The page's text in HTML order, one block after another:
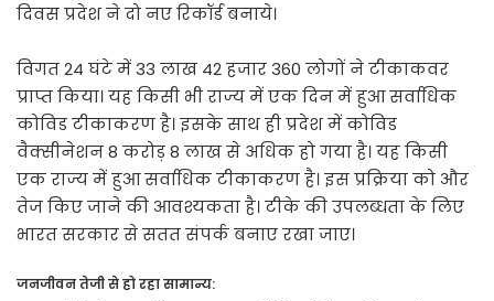
दिवस प्रदेश ने दो नए रिकॉर्ड बनाये।
विगत 24 घंटे में 33 लाख 42 हजार 360 लोगों ने टीकाकवर
प्राप्त किया। यह किसी भी राज्य में एक दिन में हुआ सर्वाधिक
कोविड टीकाकरण है। इसके साथ ही प्रदेश में कोविड
वैक्सीनेशन 8 करोड़ 8 लाख से अधिक हो गया है। यह किसी
एक राज्य में हुआ सर्वाधिक टीकाकरण है। इस प्रक्रिया को और
तेज किए जाने की आवश्यकता है। टीके की उपलब्धता के लिए
भारत सरकार से सतत संपर्क बनाए रखा जाए।
जनजीवन तेजी से हो रहा सामान्य: